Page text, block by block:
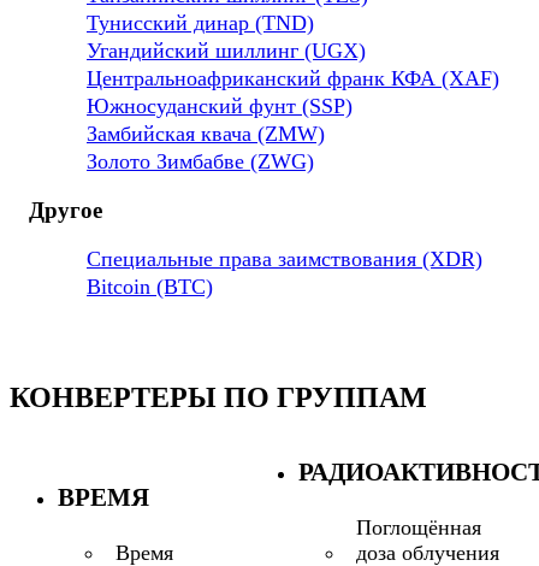
Тунисский динар (TND)
Угандийский шиллинг (UGX)
Центральноафриканский франк КФА (XAF)
Южносуданский фунт (SSP)
Замбийская квача (ZMW)
Золото Зимбабве (ZWG)
Другое
Специальные права заимствования (XDR)
Bitcoin (BTC)
КОНВЕРТЕРЫ ПО ГРУППАМ
ВРЕМЯ
Время
Поглощённая
доза облучения